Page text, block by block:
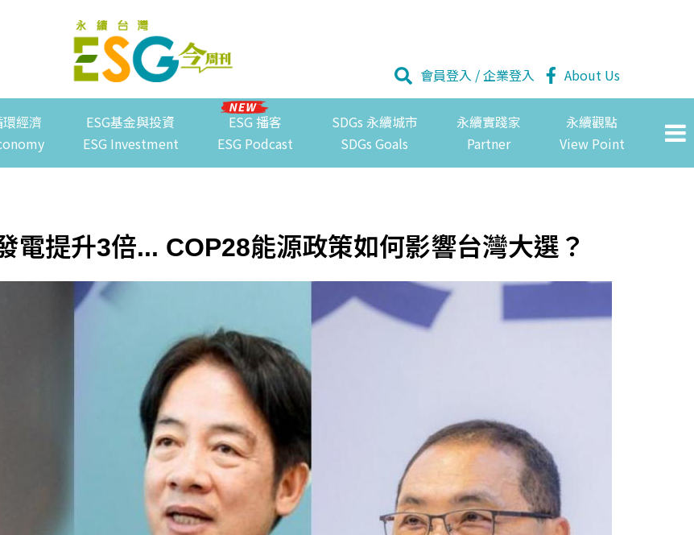
會員登入 /企業登入 About Us
環經濟
ESG基金與投資
ESG Investment
ESG 播客
ESG Podcast
SDGs 永續城市
SDGs Goals
永續實踐家
Partner
永續觀點
View Point
電提升3倍... COP28能源政策如何影響台灣大選？